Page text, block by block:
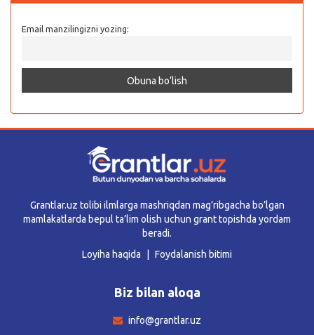
Email manzilingizni yozing:
Grantlar.uz tolibi ilmlarga mashriqdan mag’ribgacha bo’lgan
mamlakatlarda bepul ta’lim olish uchun grant topishda yordam
beradi.
Loyiha haqida
Foydalanish bitimi
Biz bilan aloqa
info@grantlar.uz